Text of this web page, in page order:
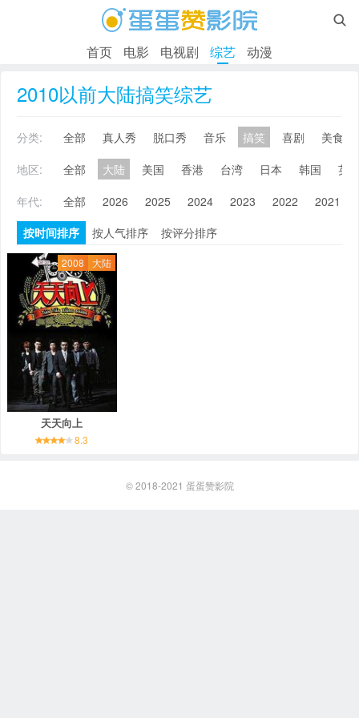

首页 电影 电视剧 综艺 动漫
2010以前大陆搞笑综艺
分类: 全部 真人秀 脱口秀 音乐 搞笑 喜剧
美食
地区:
全部 大陆 美国 香港 台湾 日本 韩国
英
年代:
全部 2026 2025 2024 2023 2022 2021
按时间排序
按人气排序 按评分排序
2008 大陆
天天向上
8.3
© 2018-2021 蛋蛋赞影院